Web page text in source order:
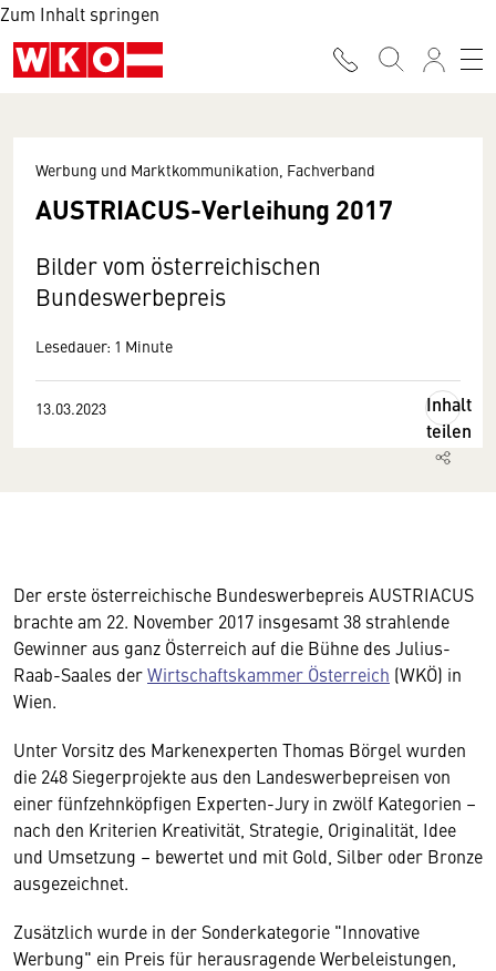
Zum Inhalt springen
Werbung und Marktkommunikation, Fachverband
AUSTRIACUS-Verleihung 2017
Bilder vom österreichischen
Bundeswerbepreis
Lesedauer: 1 Minute
13.03.2023
Inhalt
teilen
Der erste österreichische Bundeswerbepreis AUSTRIACUS
brachte am 22. November 2017 insgesamt 38 strahlende
Gewinner aus ganz Österreich auf die Bühne des Julius-
Raab-Saales derWirtschaftskammer Österreich (WKÖ) in
Wien.
Unter Vorsitz des Markenexperten Thomas Börgel wurden
die 248 Siegerprojekte aus den Landeswerbepreisen von
einer fünfzehnköpfigen Experten-Jury in zwölf Kategorien –
nach den Kriterien Kreativität, Strategie, Originalität, Idee
und Umsetzung – bewertet und mit Gold, Silber oder Bronze
ausgezeichnet.
Zusätzlich wurde in der Sonderkategorie "Innovative
Werbung" ein Preis für herausragende Werbeleistungen,